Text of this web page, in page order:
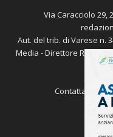
Via Caracciolo 29,
Aut. del trib. di Varese n.
Media - Direttore
Contattaci: